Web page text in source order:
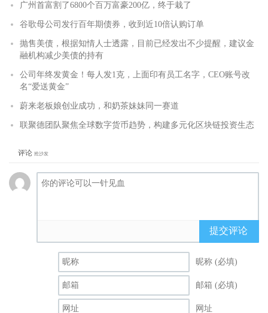
广州首富割了6800个百万富豪200亿，终于栽了
谷歌母公司发行百年期债券，收到近10倍认购订单
抛售美债，根据知情人士透露，目前已经发出不少提醒，建议金
融机构减少美债的持有
公司年终发黄金！每人发1克，上面印有员工名字，CEO账号改
名“爱送黄金”
蔚来老板娘创业成功，和奶茶妹妹同一赛道
联聚德团队聚焦全球数字货币趋势，构建多元化区块链投资生态
评论 抢沙发
提交评论
昵称 (必填)
邮箱 (必填)
网址